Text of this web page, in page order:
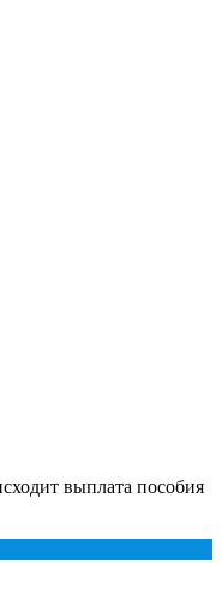
выплата пособия